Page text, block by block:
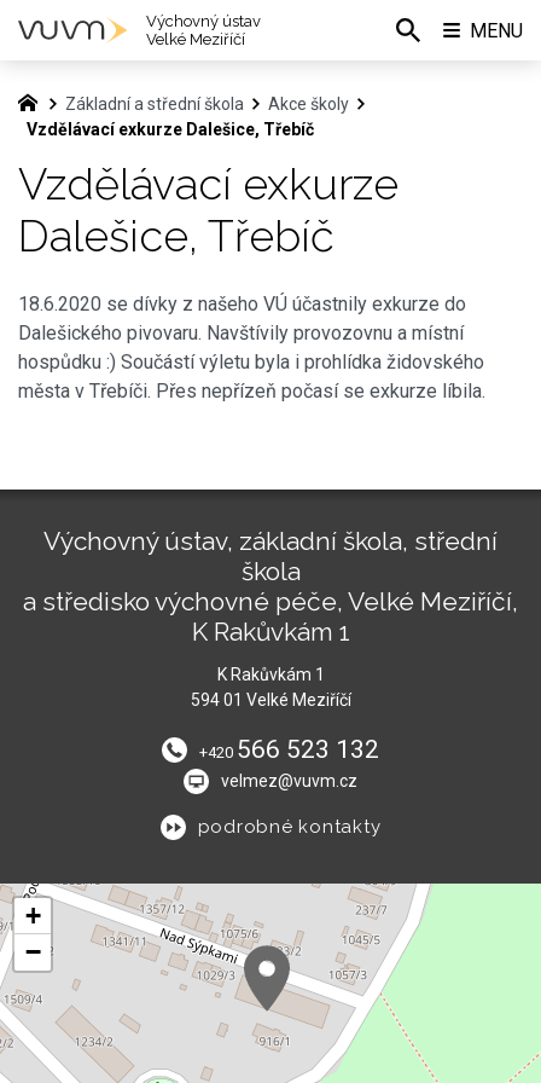
Základní a střední škola
Akce školy
Vzdělávací exkurze Dalešice, Třebíč
Vzdělávací exkurze
Dalešice, Třebíč
18.6.2020 se dívky z našeho VÚ účastnily exkurze do
Dalešického pivovaru. Navštívily provozovnu a místní
hospůdku :) Součástí výletu byla i prohlídka židovského
města v Třebíči. Přes nepřízeň počasí se exkurze líbila.
Výchovný ústav, základní škola, střední
škola
a středisko výchovné péče, Velké Meziříčí,
K Rakůvkám 1
K Rakůvkám 1
594 01 Velké Meziříčí
+420 566 523 132
velmez@vuvm.cz
podrobné kontakty
+
−
Výchovný ústav
Velké Meziříčí
MENU